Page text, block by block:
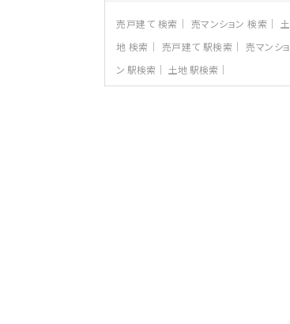
る広さ…
第8位
3,598万円
4ＬＤＫ
売戸建て 検索 売マンション 検索
土
地 検索
売戸建て 駅検索
売マンショ
ン 駅検索
土地 駅検索